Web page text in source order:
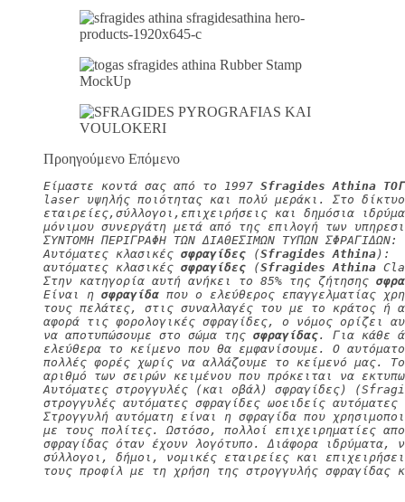
Προηγούμενο Επόμενο
Είμαστε κοντά σας από το 1997 Sfragides Athina
laser υψηλής ποιότητας και πολύ μεράκι. Στο
εταιρείες,σύλλογοι,επιχειρήσεις και δημόσια
μόνιμου συνεργάτη μετά από της επιλογή των
ΣΥΝΤΟΜΗ ΠΕΡΙΓΡΑΦΗ ΤΩΝ ΔΙΑΘΕΣΙΜΩΝ ΤΥΠΩΝ ΣΦΡΑΓΙΔΩΝ:
Αυτόματες κλασικές σφραγίδες (Sfragides Athina):
αυτόματες κλασικές σφραγίδες (Sfragides Athina
Στην κατηγορία αυτή ανήκει το 85% της ζήτησης
Είναι η σφραγίδα που ο ελεύθερος επαγγελματίας
τους πελάτες, στις συναλλαγές του με το κράτος ή
αφορά τις φορολογικές σφραγίδες, ο νόμος ορίζει
να αποτυπώσουμε στο σώμα της σφραγίδας. Για κάθε
ελεύθερα το κείμενο που θα εμφανίσουμε. Ο
πολλές φορές χωρίς να αλλάζουμε το κείμενό μας.
αριθμό των σειρών κειμένου που πρόκειται να
Αυτόματες στρογγυλές (και οβάλ) σφραγίδες)
στρογγυλές αυτόματες σφραγίδες ωοειδείς αυτόματες
Στρογγυλή αυτόματη είναι η σφραγίδα που
με τους πολίτες. Ωστόσο, πολλοί επιχειρηματίες
σφραγίδας όταν έχουν λογότυπο. Διάφορα ιδρύματα,
σύλλογοι, δήμοι, νομικές εταιρείες και
τους προφίλ με τη χρήση της στρογγυλής